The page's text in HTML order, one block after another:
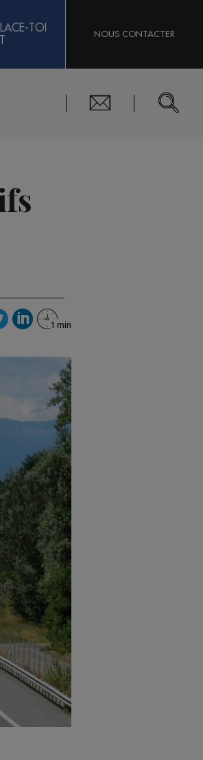
TOI
NOUS CONTACTER